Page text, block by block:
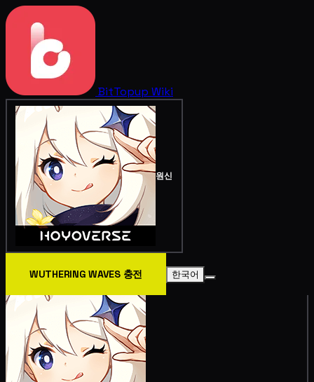
BitTopup Wiki
원신
WUTHERING WAVES 충전 한국어